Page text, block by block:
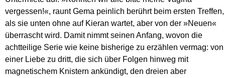
vergessen!«, raunt Gema peinlich berührt beim ersten Treffen,
als sie unten ohne auf Kieran wartet, aber von der »Neuen«
überrascht wird. Damit nimmt seinen Anfang, wovon die
achtteilige Serie wie keine bisherige zu erzählen vermag: von
einer Liebe zu dritt, die sich über Folgen hinweg mit
magnetischem Knistern ankündigt, den dreien aber